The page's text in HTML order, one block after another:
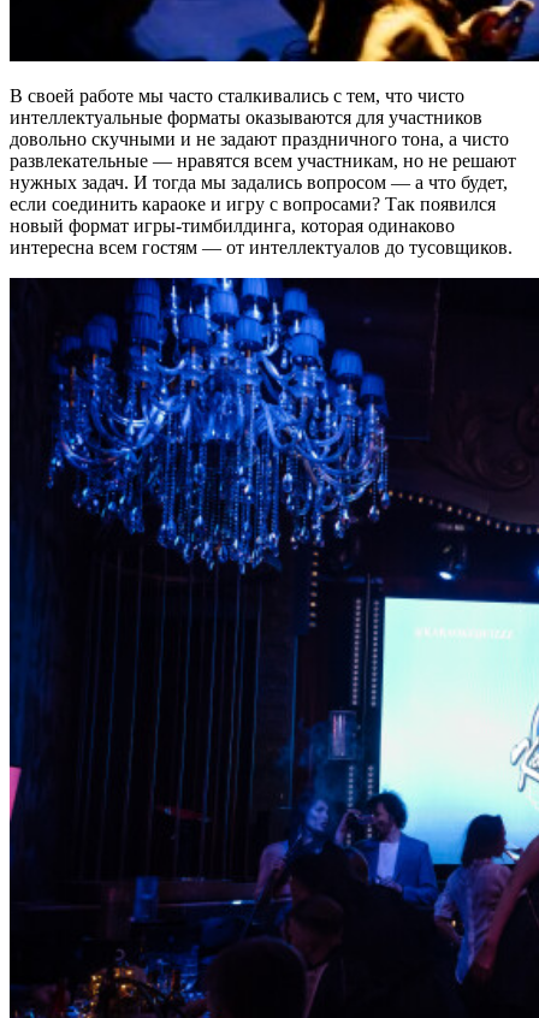
В своей работе мы часто сталкивались с тем, что чисто
интеллектуальные форматы оказываются для участников
довольно скучными и не задают праздничного тона, а чисто
развлекательные — нравятся всем участникам, но не решают
нужных задач. И тогда мы задались вопросом — а что будет,
если соединить караоке и игру с вопросами? Так появился
новый формат игры-тимбилдинга, которая одинаково
интересна всем гостям — от интеллектуалов до тусовщиков.